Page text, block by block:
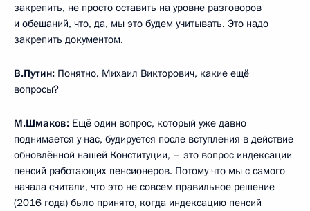
закрепить, не просто оставить на уровне разговоров
и обещаний, что, да, мы это будем учитывать. Это надо
закрепить документом.
В.Путин: Понятно. Михаил Викторович, какие ещё
вопросы?
М.Шмаков: Ещё один вопрос, который уже давно
поднимается у нас, будируется после вступления в действие
обновлённой нашей Конституции, – это вопрос индексации
пенсий работающих пенсионеров. Потому что мы с самого
начала считали, что это не совсем правильное решение
(2016 года) было принято, когда индексацию пенсий